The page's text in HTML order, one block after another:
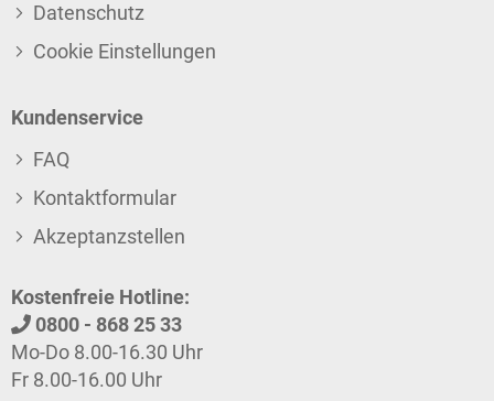
Datenschutz
Cookie Einstellungen
Kundenservice
FAQ
Kontaktformular
Akzeptanzstellen
Kostenfreie Hotline:
0800 - 868 25 33
Mo-Do 8.00-16.30 Uhr
Fr 8.00-16.00 Uhr